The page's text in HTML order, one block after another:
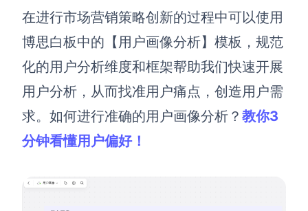
在进行市场营销策略创新的过程中可以使用
博思白板中的【用户画像分析】模板，规范
化的用户分析维度和框架帮助我们快速开展
用户分析，从而找准用户痛点，创造用户需
求。 如何进行准确的用户画像分析？ 教你3
分钟看懂用户偏好！